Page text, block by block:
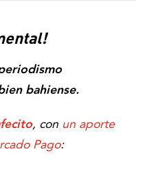
bahiense.
, con un aporte
Pago: